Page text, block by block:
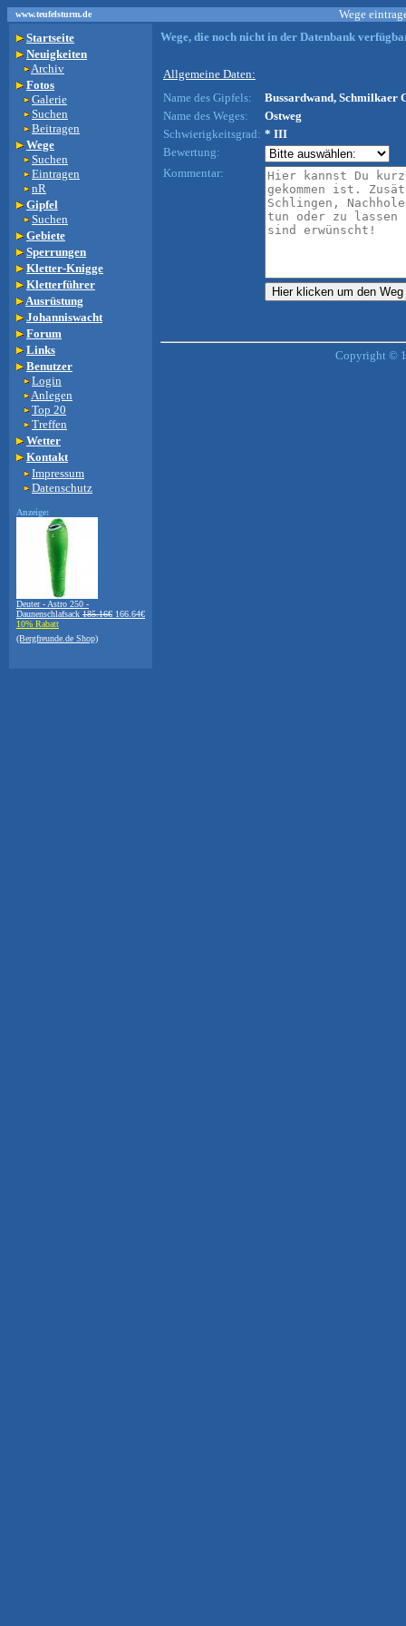
www.teufelsturm.de
Wege
Startseite
Neuigkeiten
Archiv
Fotos
Galerie
Suchen
Beitragen
Wege
Suchen
Eintragen
nR
Gipfel
Suchen
Gebiete
Sperrungen
Kletter-Knigge
Kletterführer
Ausrüstung
Johanniswacht
Forum
Links
Benutzer
Login
Anlegen
Top 20
Treffen
Wetter
Kontakt
Impressum
Datenschutz
Anzeige:
Deuter - Astro 250 -
Daunenschlafsack 185.16€ 166.64€
10% Rabatt
(Bergfreunde.de Shop)
Wege, die noch nicht in der Datenbank
Allgemeine Daten:
Name des Gipfels:
Bussardwand, Schmilkaer
Name des Weges:
Ostweg
Schwierigkeitsgrad: * III
Bewertung:
Kommentar:
Copyright ©